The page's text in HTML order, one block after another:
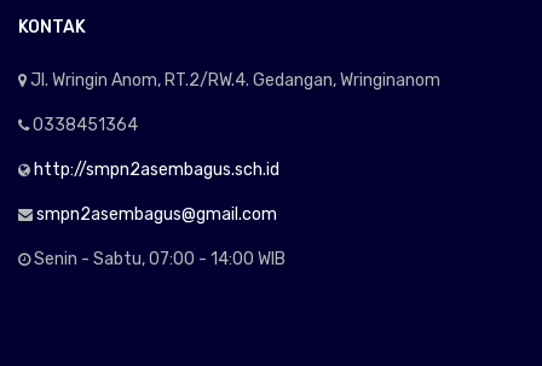
KONTAK
Jl. Wringin Anom, RT.2/RW.4. Gedangan, Wringinanom
0338451364
http://smpn2asembagus.sch.id
smpn2asembagus@gmail.com
Senin - Sabtu, 07:00 - 14:00 WIB